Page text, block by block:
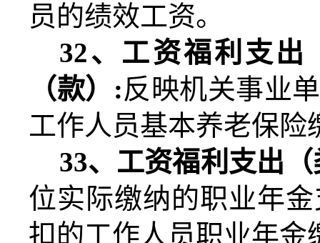
员的绩效工资。
32、工资福利支出
（款） :反映机关事业
工作人员基本养老保
33、工资福利支出
位实际缴纳的职业年
扣的工作人员职业年金